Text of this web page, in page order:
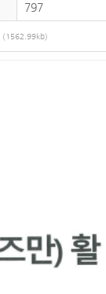
797
(1562.99kb)